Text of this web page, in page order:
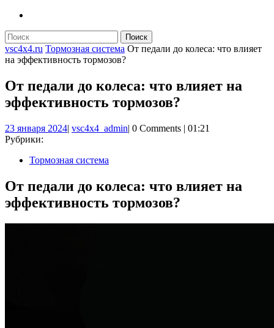
КНОПКА
Найти:
vsc4x4.ru Тормозная система От педали до колеса: что влияет
на эффективность тормозов?
От педали до колеса: что влияет на
эффективность тормозов?
23 января 202423
| vsc4x4_adminvsc4x4_admin
| 0 Comments | 01:21
Рубрики:
Тормозная система
От педали до колеса: что влияет на
эффективность тормозов?